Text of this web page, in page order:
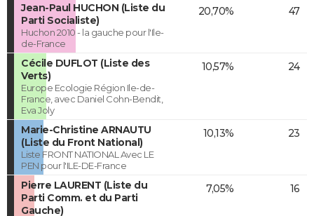
Jean-Paul HUCHON (Liste du
Parti Socialiste)
Huchon 2010 - la gauche pour l'Ile-
de-France
20,70% 47
Cécile DUFLOT (Liste des
Verts)
Europe Ecologie Région Ile-de-
France, avec Daniel Cohn-Bendit,
Eva Joly
10,57% 24
Marie-Christine ARNAUTU
(Liste du Front National)
Liste FRONT NATIONAL Avec LE
PEN pour l'ILE-DE-France
10,13% 23
Pierre LAURENT (Liste du
Parti Comm. et du Parti
Gauche)
7,05% 16